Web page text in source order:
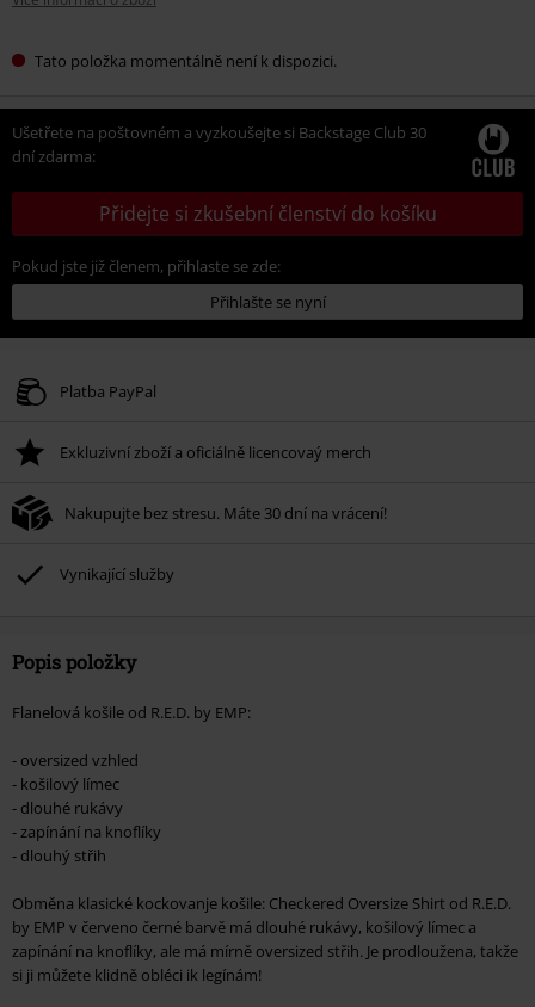
Tato položka momentálně není k dispozici.
Ušetřete na poštovném a vyzkoušejte si Backstage Club 30
dní zdarma:
Přidejte si zkušební členství do košíku
Pokud jste již členem, přihlaste se zde:
Přihlašte se nyní
Platba PayPal
Exkluzivní zboží a oficiálně licencovaý merch
Nakupujte bez stresu. Máte 30 dní na vrácení!
Vynikající služby
Popis položky
Flanelová košile od R.E.D. by EMP:
- oversized vzhled
- košilový límec
- dlouhé rukávy
- zapínání na knoflíky
- dlouhý střih
Obměna klasické kockovanje košile: Checkered Oversize Shirt od R.E.D.
by EMP v červeno černé barvě má dlouhé rukávy, košilový límec a
zapínání na knoflíky, ale má mírně oversized střih. Je prodloužena, takže
si ji můžete klidně obléci ik legínám!